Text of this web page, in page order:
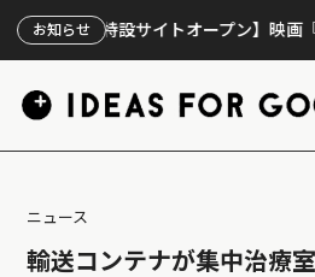
お知らせ
特設サイトオープン】映画『リペアカ
ニュース
輸送コンテナが集中治療